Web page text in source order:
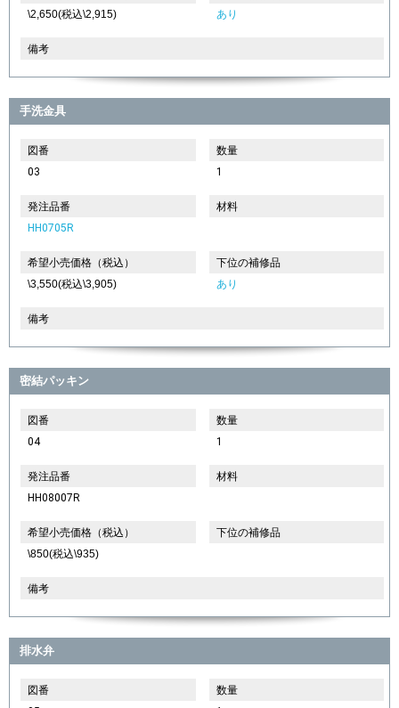
\2,650(税込\2,915)
あり
備考
手洗金具
図番
03
数量
1
発注品番
HH0705R
材料
希望小売価格（税込）
\3,550(税込\3,905)
下位の補修品
あり
備考
密結パッキン
図番
04
数量
1
発注品番
HH08007R
材料
希望小売価格（税込）
\850(税込\935)
下位の補修品
備考
排水弁
図番
数量